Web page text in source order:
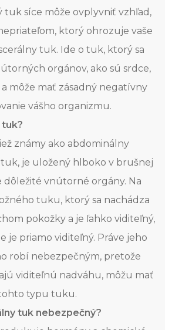
tuk síce môže ovplyvniť vzhľad,
ktorý ohrozuje vaše
tuk. Ide o tuk, ktorý sa
orgánov, ako sú srdce,
môže mať zásadný negatívny
vášho organizmu.
tuk?
známy ako abdominálny
je uložený hlboko v brušnej
dôležité vnútorné orgány. Na
tuku, ktorý sa nachádza
pokožky a je ľahko viditeľný,
je priamo viditeľný. Práve jeho
robí nebezpečným, pretože
viditeľnú nadváhu, môžu mať
typu tuku.
tuk nebezpečný?